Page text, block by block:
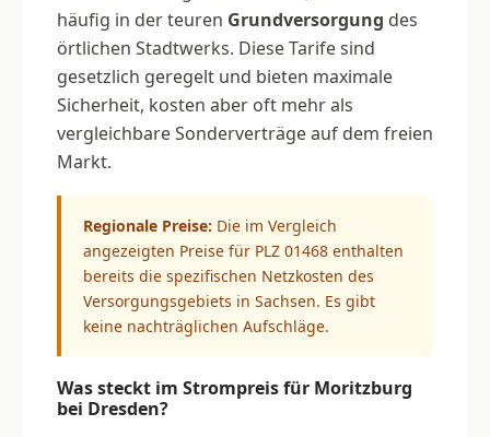
häufig in der teuren Grundversorgung des
örtlichen Stadtwerks. Diese Tarife sind
gesetzlich geregelt und bieten maximale
Sicherheit, kosten aber oft mehr als
vergleichbare Sonderverträge auf dem freien
Markt.
Regionale Preise: Die im Vergleich
angezeigten Preise für PLZ 01468 enthalten
bereits die spezifischen Netzkosten des
Versorgungsgebiets in Sachsen. Es gibt
keine nachträglichen Aufschläge.
Was steckt im Strompreis für Moritzburg
bei Dresden?